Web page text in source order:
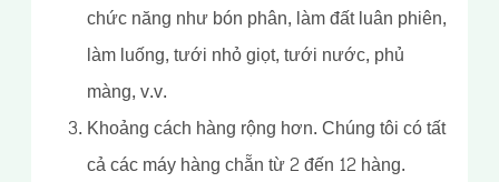
chức năng như bón phân, làm đất luân phiên,
làm luống, tưới nhỏ giọt, tưới nước, phủ
màng, v.v.
Khoảng cách hàng rộng hơn. Chúng tôi có tất
cả các máy hàng chẵn từ 2 đến 12 hàng.